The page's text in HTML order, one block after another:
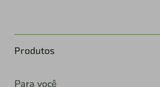
Produtos
Para você